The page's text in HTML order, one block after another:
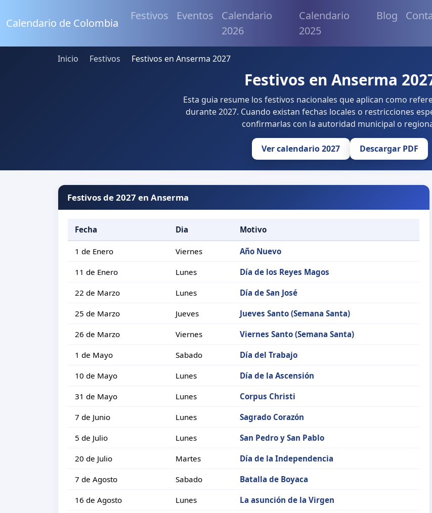
Calendario de Colombia
Festivos Eventos
Calendario
2026
Calendario
2025
Blog
Inicio Festivos Festivos en Anserma 2027
Festivos en Anserma
Esta guia resume los festivos nacionales que aplican como
durante 2027. Cuando existan fechas locales o restricciones
confirmarlas con la autoridad municipal o
Ver calendario 2027 Descargar PDF
Festivos de 2027 en Anserma
Fecha Dia Motivo
1 de Enero Viernes Año Nuevo
11 de Enero Lunes Día de los Reyes Magos
22 de Marzo Lunes Día de San José
25 de Marzo Jueves Jueves Santo (Semana Santa)
26 de Marzo Viernes Viernes Santo (Semana Santa)
1 de Mayo Sabado Día del Trabajo
10 de Mayo Lunes Día de la Ascensión
31 de Mayo Lunes Corpus Christi
7 de Junio Lunes Sagrado Corazón
5 de Julio Lunes San Pedro y San Pablo
20 de Julio Martes Día de la Independencia
7 de Agosto Sabado Batalla de Boyaca
16 de Agosto Lunes La asunción de la Virgen